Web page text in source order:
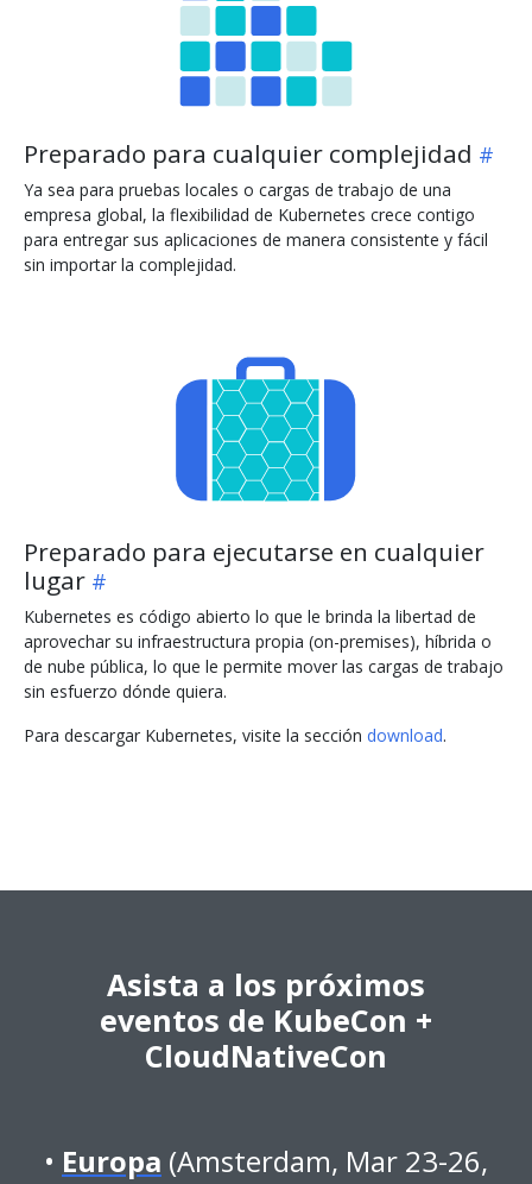
Preparado para cualquier complejidad
Ya sea para pruebas locales o cargas de trabajo de una
empresa global, la flexibilidad de Kubernetes crece contigo
para entregar sus aplicaciones de manera consistente y fácil
sin importar la complejidad.
Preparado para ejecutarse en cualquier
lugar
Kubernetes es código abierto lo que le brinda la libertad de
aprovechar su infraestructura propia (on-premises), híbrida o
de nube pública, lo que le permite mover las cargas de trabajo
sin esfuerzo dónde quiera.
Para descargar Kubernetes, visite la sección download.
Asista a los próximos
eventos de KubeCon +
CloudNativeCon
Europa (Amsterdam, Mar 23-26,